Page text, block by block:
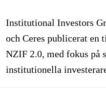
Institutional Investors
och Ceres publicerat en
NZIF 2.0, med fokus på
institutionella